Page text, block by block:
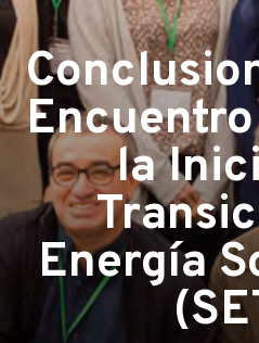
la
Energía